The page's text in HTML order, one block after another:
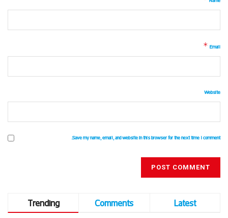
Email
*
Website
Save my name, email, and website in this browser for the next time I comment.
Trending Comments Latest